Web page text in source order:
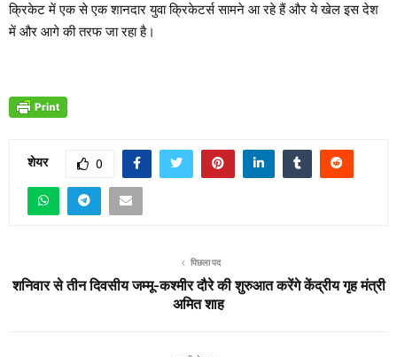
क्रिकेट में एक से एक शानदार युवा क्रिकेटर्स सामने आ रहे हैं और ये खेल इस देश
में और आगे की तरफ जा रहा है।
शेयर 0
पिछला पद
शनिवार से तीन दिवसीय जम्मू-कश्मीर दौरे की शुरुआत करेंगे केंद्रीय गृह मंत्री
अमित शाह